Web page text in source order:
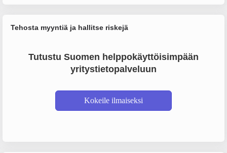
Tehosta myyntiä ja hallitse riskejä
Tutustu Suomen helppokäyttöisimpään
yritystietopalveluun
Kokeile ilmaiseksi